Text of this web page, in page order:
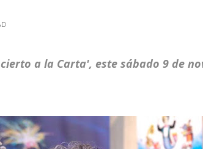
a la Carta', este sábado 9 de